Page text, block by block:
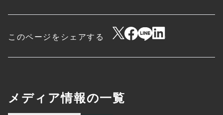
このページをシェアする
メディア情報の一覧